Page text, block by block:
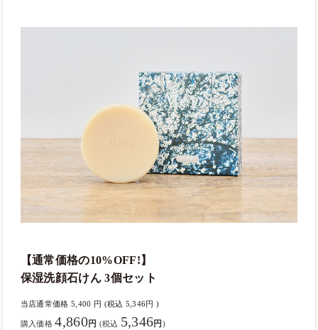
【通常価格の10%OFF!】
保湿洗顔石けん 3個セット
当店通常価格 5,400 円 (税込 5,346円 )
購入価格 4,860円 (税込 5,346円)